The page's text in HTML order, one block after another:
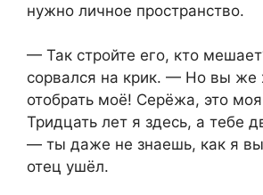
нужно личное пространство.
— Так стройте его, кто
сорвался на крик. — Но вы же
отобрать моё! Серёжа, это
Тридцать лет я здесь, а тебе
— ты даже не знаешь, как я
отец ушёл.